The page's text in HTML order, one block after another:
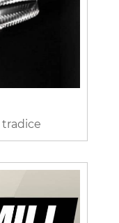
tradice